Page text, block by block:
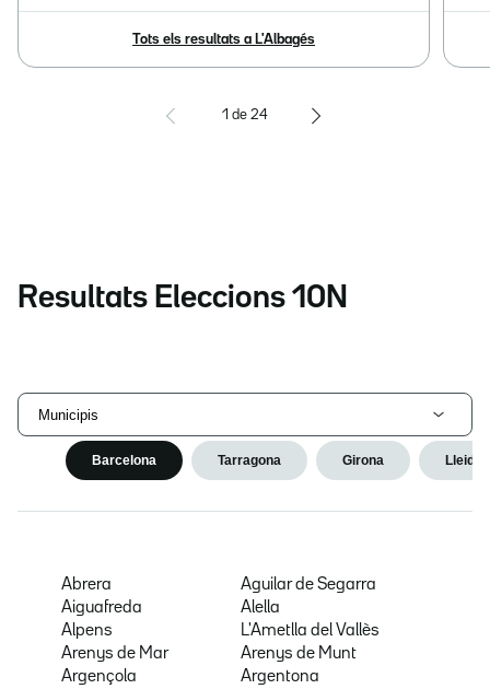
Tots els resultats a L'Albagés
1 de 24
Resultats Eleccions 10N
Municipis
Barcelona Tarragona Girona Lleida
Abrera
Aguilar de Segarra
Aiguafreda
Alella
Alpens
L'Ametlla del Vallès
Arenys de Mar
Arenys de Munt
Argençola
Argentona